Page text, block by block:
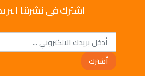
اشترك فى نشرتنا
أشترك